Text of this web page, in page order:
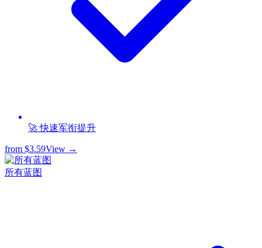
🚀 快速军衔提升
from $3.59View →
所有蓝图